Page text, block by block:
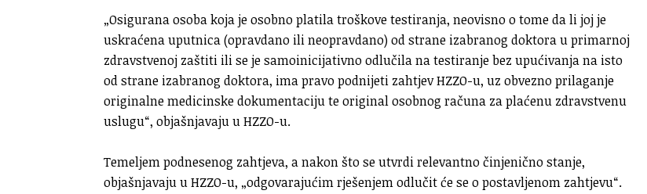
„Osigurana osoba koja je osobno platila troškove testiranja, neovisno o tome da li joj je
uskraćena uputnica (opravdano ili neopravdano) od strane izabranog doktora u primarnoj
zdravstvenoj zaštiti ili se je samoinicijativno odlučila na testiranje bez upućivanja na isto
od strane izabranog doktora, ima pravo podnijeti zahtjev HZZO-u, uz obvezno prilaganje
originalne medicinske dokumentaciju te original osobnog računa za plaćenu zdravstvenu
uslugu“, objašnjavaju u HZZO-u.
Temeljem podnesenog zahtjeva, a nakon što se utvrdi relevantno činjenično stanje,
objašnjavaju u HZZO-u, „odgovarajućim rješenjem odlučit će se o postavljenom zahtjevu“.